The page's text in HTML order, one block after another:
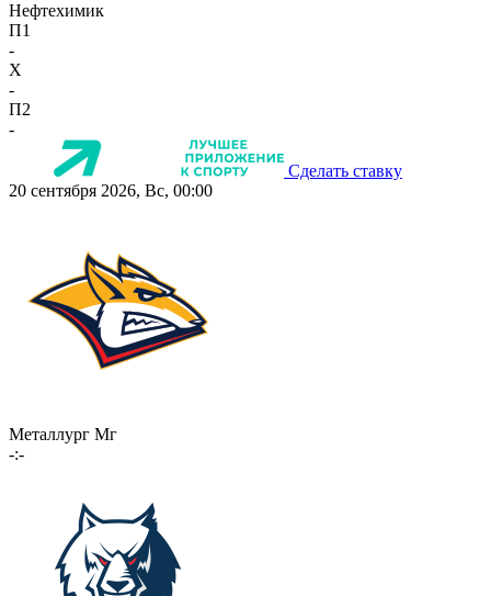
Нефтехимик
П1
-
X
-
П2
-
Сделать ставку
20 сентября 2026, Вс, 00:00
Металлург Мг
-:-